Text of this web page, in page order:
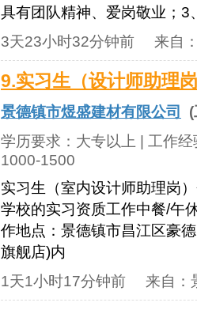
具有团队精神、爱岗敬业；3
3天23小时32分钟前 来自
9.实习生（设计师助理
景德镇市煜盛建材有限公司
学历要求： 大专以上 | 工作
1000-1500
实习生（室内设计师助理岗
学校的实习资质工作中餐/午
作地点：景德镇市昌江区豪
旗舰店)内
1天1小时17分钟前 来自：